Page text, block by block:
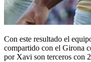
Con este resultado el
compartido con el Girona
por Xavi son terceros con